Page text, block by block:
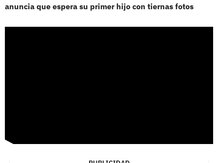
anuncia que espera su primer hijo con tiernas fotos